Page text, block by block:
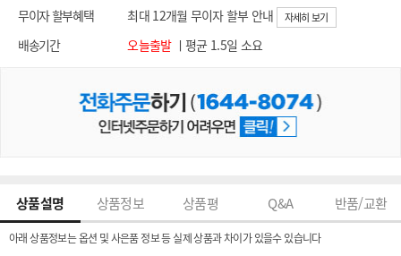
무이자 할부혜택
최대 12개월 무이자 할부 안내 자세히 보기
배송기간 오늘출발ㅣ평균 1.5일 소요
상품설명 상품정보 상품평 Q&A 반품/교환
아래 상품정보는 옵션 및 사은품 정보 등 실제 상품과 차이가 있을수 있습니다